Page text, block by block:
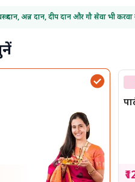
दान, अन्न दान, दीप दान और गौ सेवा भी